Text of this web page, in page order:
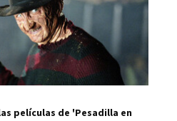
películas de 'Pesadilla en